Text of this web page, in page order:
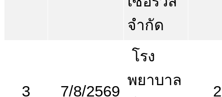
จำกัด
3 7/8/2569
โรง
พยาบาล
2